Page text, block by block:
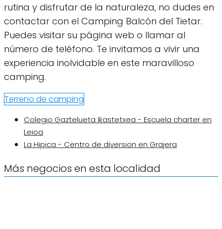
rutina y disfrutar de la naturaleza, no dudes en
contactar con el Camping Balcón del Tietar.
Puedes visitar su página web o llamar al
número de teléfono. Te invitamos a vivir una
experiencia inolvidable en este maravilloso
camping.
Terreno de camping
Colegio Gaztelueta Ikastetxea - Escuela charter en
Leioa
La Hipica - Centro de diversion en Grajera
Más negocios en esta localidad